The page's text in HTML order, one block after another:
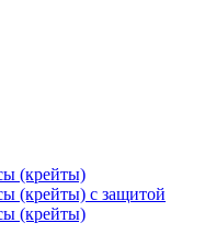
(крейты)
(крейты) с защитой
(крейты)